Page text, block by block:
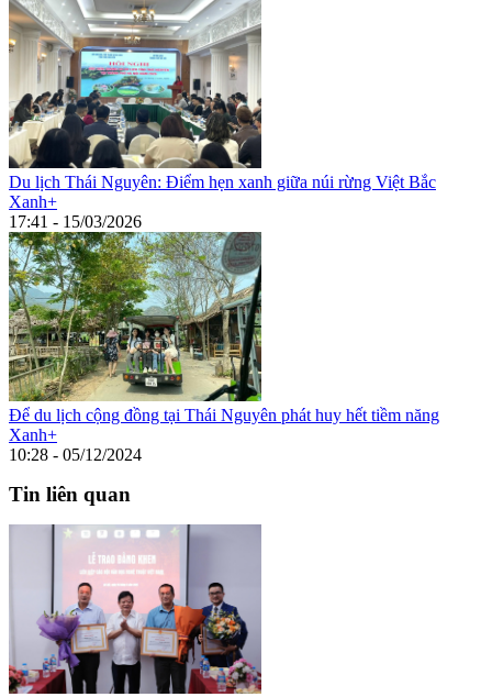
Du lịch Thái Nguyên: Điểm hẹn xanh giữa núi rừng Việt Bắc
Xanh+
17:41 - 15/03/2026
Để du lịch cộng đồng tại Thái Nguyên phát huy hết tiềm năng
Xanh+
10:28 - 05/12/2024
Tin liên quan